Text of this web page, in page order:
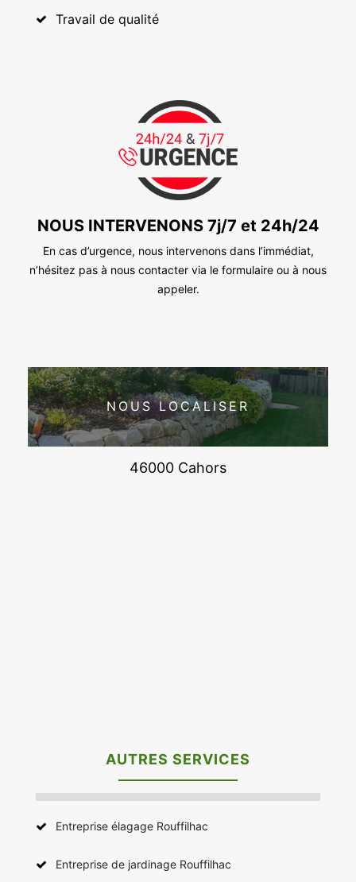
Travail de qualité
NOUS INTERVENONS 7j/7 et 24h/24
En cas d’urgence, nous intervenons dans l’immédiat,
n’hésitez pas à nous contacter via le formulaire ou à nous
appeler.
NOUS LOCALISER
46000 Cahors
AUTRES SERVICES
Entreprise élagage Rouffilhac
Entreprise de jardinage Rouffilhac